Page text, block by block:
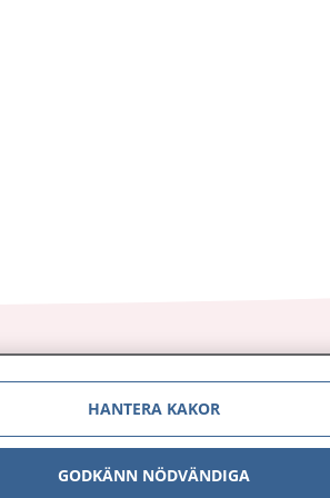
Om 1177
E-tjänster
Kontakt
HANTERA KAKOR
GODKÄNN NÖDVÄNDIGA